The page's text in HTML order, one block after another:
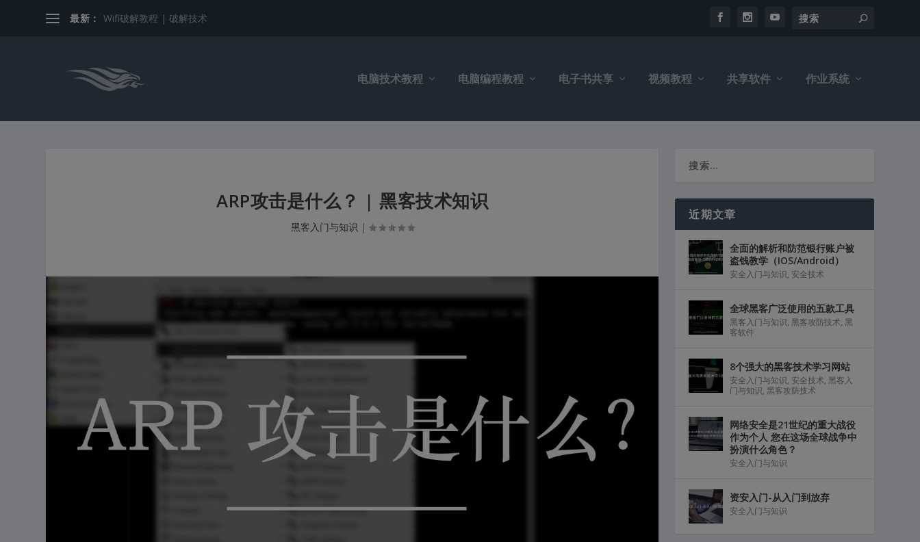
最新： Wifi破解教程 | 破解技术
电脑技术教程 电脑编程教程 电子书共享 视频教程 共享软件 作业系统
ARP攻击是什么？ | 黑客技术知识
黑客入门与知识 |
近期文章
全面的解析和防范银行账户被
盗钱教学（IOS/Android）
安全入门与知识, 安全技术
全球黑客广泛使用的五款工具
黑客入门与知识, 黑客攻防技术, 黑
客软件
8个强大的黑客技术学习网站
安全入门与知识, 安全技术, 黑客入
门与知识, 黑客攻防技术
网络安全是21世纪的重大战役
作为个人 您在这场全球战争中
扮演什么角色？
安全入门与知识
资安入门-从入门到放弃
安全入门与知识